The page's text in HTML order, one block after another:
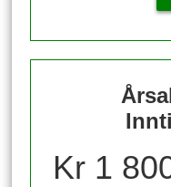
Kr 1